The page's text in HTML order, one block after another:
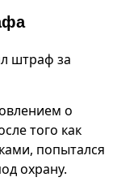
штраф за
о
того как
попытался
охрану.